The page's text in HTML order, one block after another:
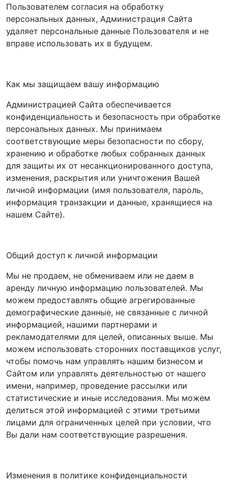
Пользователем согласия на обработку
персональных данных, Администрация Сайта
удаляет персональные данные Пользователя и не
вправе использовать их в будущем.
Как мы защищаем вашу информацию
Администрацией Сайта обеспечивается
конфиденциальность и безопасность при обработке
персональных данных. Мы принимаем
соответствующие меры безопасности по сбору,
хранению и обработке любых собранных данных
для защиты их от несанкционированного доступа,
изменения, раскрытия или уничтожения Вашей
личной информации (имя пользователя, пароль,
информация транзакции и данные, хранящиеся на
нашем Сайте).
Общий доступ к личной информации
Мы не продаем, не обмениваем или не даем в
аренду личную информацию пользователей. Мы
можем предоставлять общие агрегированные
демографические данные, не связанные с личной
информацией, нашими партнерами и
рекламодателями для целей, описанных выше. Мы
можем использовать сторонних поставщиков услуг,
чтобы помочь нам управлять нашим бизнесом и
Сайтом или управлять деятельностью от нашего
имени, например, проведение рассылки или
статистические и иные исследования. Мы можем
делиться этой информацией с этими третьими
лицами для ограниченных целей при условии, что
Вы дали нам соответствующие разрешения.
Изменения в политике конфиденциальности